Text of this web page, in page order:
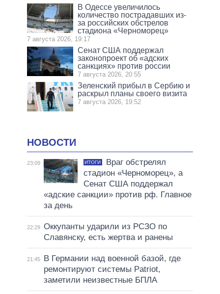
В Одессе увеличилось
количество пострадавших из-
за российских обстрелов
стадиона «Черноморец»
7 августа 2026, 19:17
Сенат США поддержал
законопроект об «адских
санкциях» против россии
7 августа 2026, 20:55
Зеленский прибыл в Сербию и
раскрыл планы своего визита
7 августа 2026, 19:52
НОВОСТИ
23:09 ИТОГИ
Враг обстрелял
стадион «Черноморец», а
Сенат США поддержал
«адские санкции» против рф. Главное
за день
22:29 Оккупанты ударили из РСЗО по
Славянску, есть жертва и ранены
21:45
В Германии над военной базой, где
ремонтируют системы Patriot,
заметили неизвестные БПЛА